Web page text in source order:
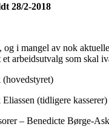
28/2-2018
og i mangel av nok
arbeidsutvalg som skal
(hovedstyret)
(tidligere kasserer)
– Benedicte Børge-